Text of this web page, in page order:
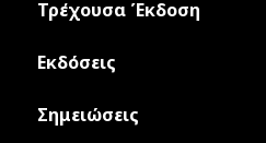
Τρέχουσα Έκδοση
Εκδόσεις
Σημειώσεις